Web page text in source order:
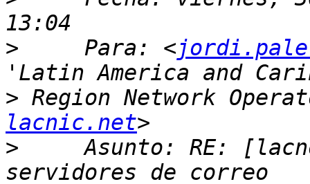
>
     Para: <
> Region Network
lacnic.net
>
Asunto: RE: